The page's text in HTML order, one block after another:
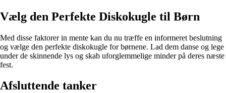
Vælg den Perfekte Diskokugle til Børn
Med disse faktorer in mente kan du nu træffe en informeret beslutning
og vælge den perfekte diskokugle for børnene. Lad dem danse og lege
under de skinnende lys og skab uforglemmelige minder på deres næste
fest.
Afsluttende tanker